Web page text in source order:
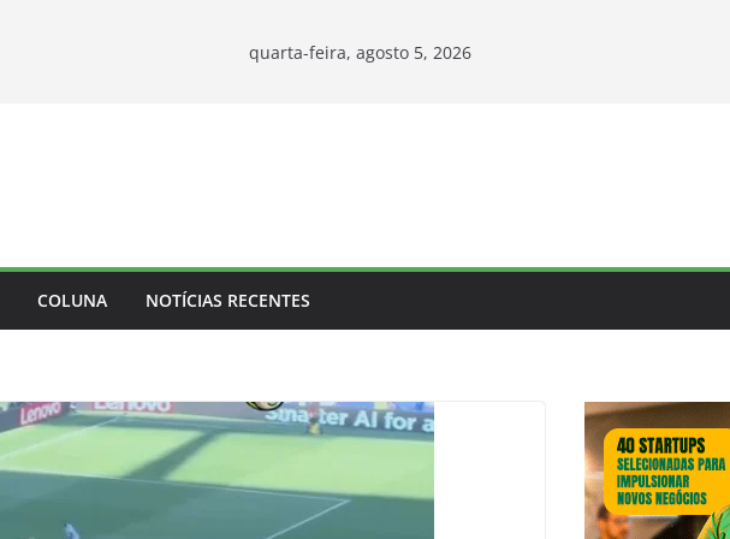
quarta-feira, agosto 5, 2026
COLUNA NOTÍCIAS RECENTES